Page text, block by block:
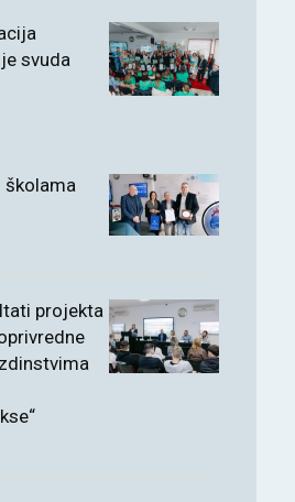
svuda
školama
projekta